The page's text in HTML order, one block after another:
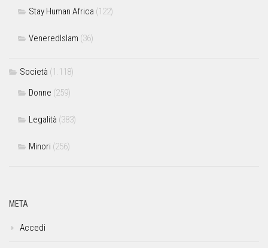
Stay Human Africa (122)
VeneredIslam (36)
Società (1.118)
Donne (259)
Legalità (383)
Minori (256)
META
Accedi